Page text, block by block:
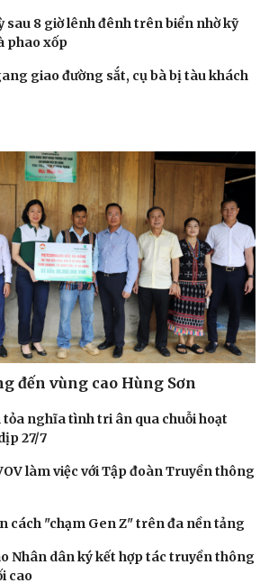
sau 8 giờ lênh đênh trên biển nhờ kỹ
phao xốp
giao đường sắt, cụ bà bị tàu khách
đến vùng cao Hùng Sơn
tỏa nghĩa tình tri ân qua chuỗi hoạt
27/7
làm việc với Tập đoàn Truyền thông
cách "chạm Gen Z" trên đa nền tảng
Nhân dân ký kết hợp tác truyền thông
cao